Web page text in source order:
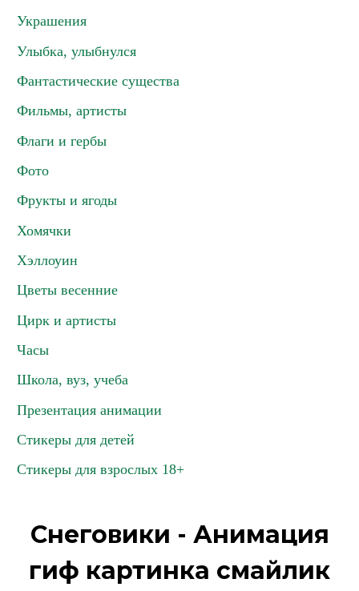
Украшения
Улыбка, улыбнулся
Фантастические существа
Фильмы, артисты
Флаги и гербы
Фото
Фрукты и ягоды
Хомячки
Хэллоуин
Цветы весенние
Цирк и артисты
Часы
Школа, вуз, учеба
Презентация анимации
Стикеры для детей
Стикеры для взрослых 18+
Снеговики - Анимация
гиф картинка смайлик